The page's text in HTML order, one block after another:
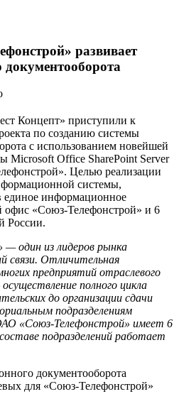
развивает
документооборота
Концепт» приступили к
по созданию системы
с использованием новейшей
Microsoft Office SharePoint Server
Целью реализации
системы,
единое информационное
офис «Союз-Телефонстрой» и 6
России.
один из лидеров рынка
связи. Отличительная
предприятий отраслевого
полного цикла
до организации сдачи
подразделениям
«Союз-Телефонстрой» имеет 6
подразделений работает
документооборота
для «Союз-Телефонстрой»